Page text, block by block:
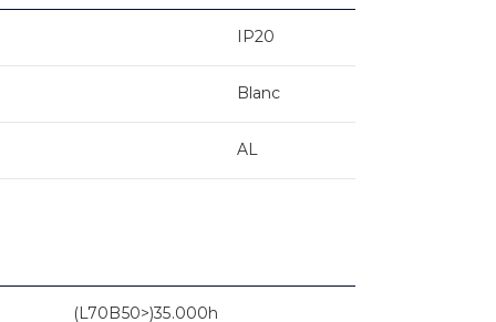
IP20
Blanc
AL
(L70B50>)35.000h